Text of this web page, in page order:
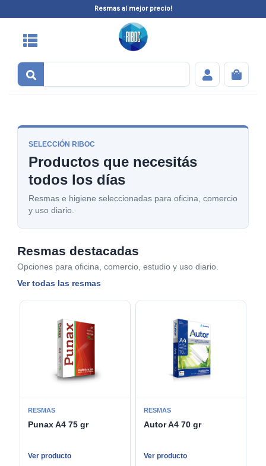
Resmas al mejor precio!
SELECCIÓN RIBOC
Productos que necesitás
todos los días
Resmas e higiene seleccionadas para oficina, comercio
y uso diario.
Resmas destacadas
Opciones para oficina, comercio, estudio y uso diario.
Ver todas las resmas
RESMAS
Punax A4 75 gr
Ver producto
RESMAS
Autor A4 70 gr
Ver producto